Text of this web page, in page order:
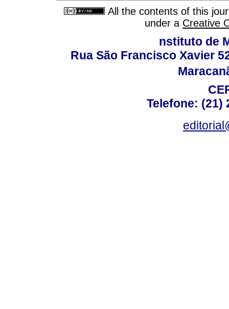
All the contents of this
under a Creative
nstituto de
Rua São Francisco Xavier
Telefone: (21)